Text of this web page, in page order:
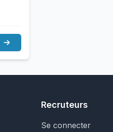
Recruteurs
Se connecter